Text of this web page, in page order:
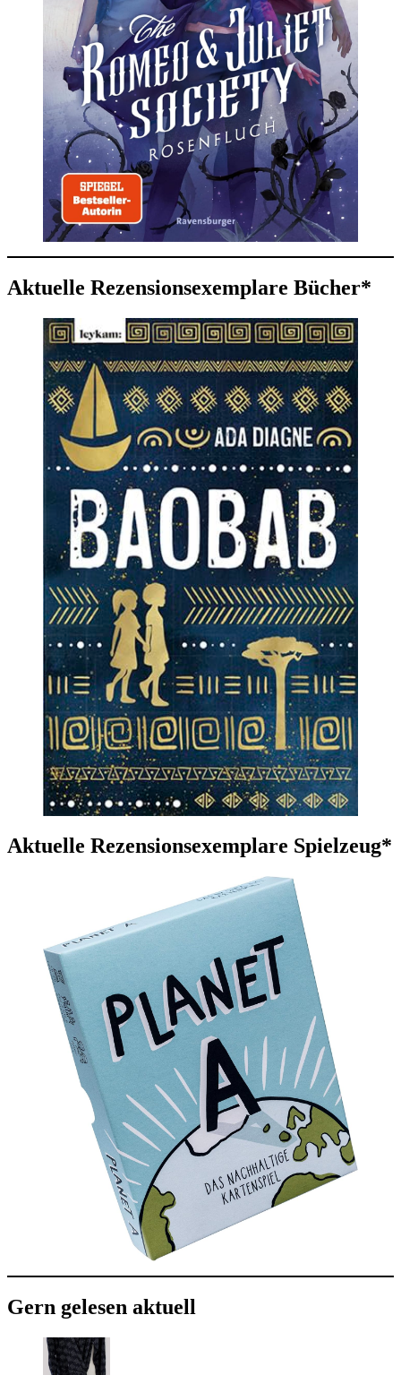
Aktuelle Rezensionsexemplare Bücher*
Aktuelle Rezensionsexemplare Spielzeug*
Gern gelesen aktuell